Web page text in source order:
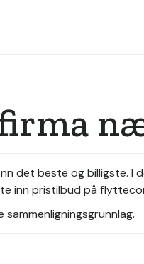
det beste og billigste. I
inn pristilbud på